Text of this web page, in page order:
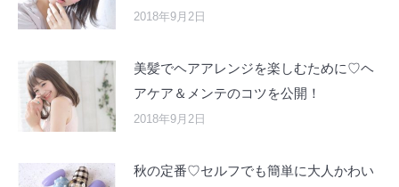
2018年9月2日
美髪でヘアアレンジを楽しむために♡ヘ
アケア＆メンテのコツを公開！
2018年9月2日
秋の定番♡セルフでも簡単に大人かわい